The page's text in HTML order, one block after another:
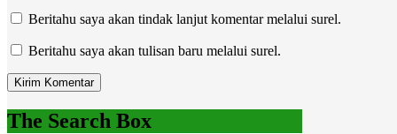
Beritahu saya akan tindak lanjut komentar melalui surel.
Beritahu saya akan tulisan baru melalui surel.
The Search Box